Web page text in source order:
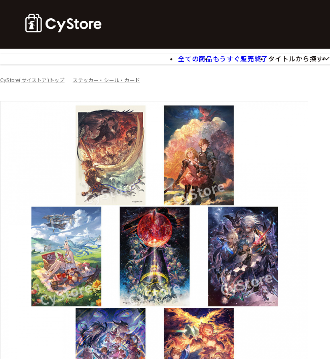
全ての商品もうすぐ販売終了タイトルから探す
アクリルスタンド
アームサポーター
ブレードホルダー
モバイルグッズ
生活雑貨
食玩
アパレル衣類
文具
書籍
チケット
CyStore(サイストア)トップ ステッカー・シール・カード